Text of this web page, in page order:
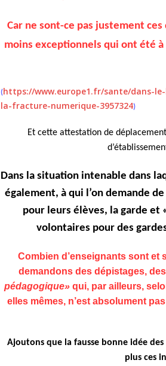
Car ne sont-ce pas justement
moins exceptionnels qui ont été
(https://www.europe1.fr/sante/dans-
la-fracture-numerique-3957324)
Et cette attestation de
Dans la situation intenable dans
également, à qui l’on demande
pour leurs élèves, la garde et
volontaires pour des
Combien d’enseignants sont et
demandons des dépistages,
pédagogique»qui, par ailleurs,
elles mêmes, n’est absolument
Ajoutons que la fausse bonne idée des
plus ces